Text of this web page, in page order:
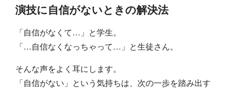
演技に自信がないときの解決法
「自信がなくて…」と学生。
「…自信なくなっちゃって…」と生徒さん。
そんな声をよく耳にします。
「自信がない」という気持ちは、次の一歩を踏み出す